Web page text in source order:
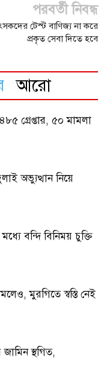
পরবর্তী নিবন্ধ
টেস্ট বাণিজ্য না করে
প্রকৃত সেবা দিতে হবে
আরো
গ্রেপ্তার, ৫০ মামলা
অভ্যুত্থান নিয়ে
বন্দি বিনিময় চুক্তি
মুরগিতে স্বস্তি নেই
স্থগিত,